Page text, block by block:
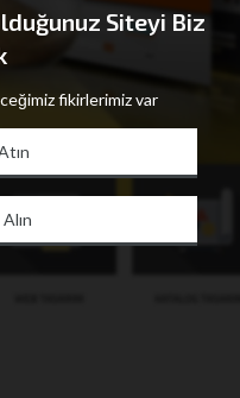
Siteyi Biz
fikirlerimiz var